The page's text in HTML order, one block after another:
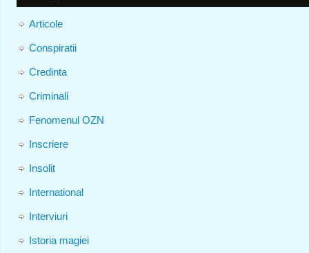
Articole
Conspiratii
Credinta
Criminali
Fenomenul OZN
Inscriere
Insolit
International
Interviuri
Istoria magiei